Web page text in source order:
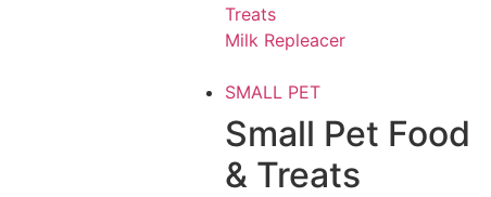
Treats
Milk Repleacer
SMALL PET
Small Pet Food
& Treats